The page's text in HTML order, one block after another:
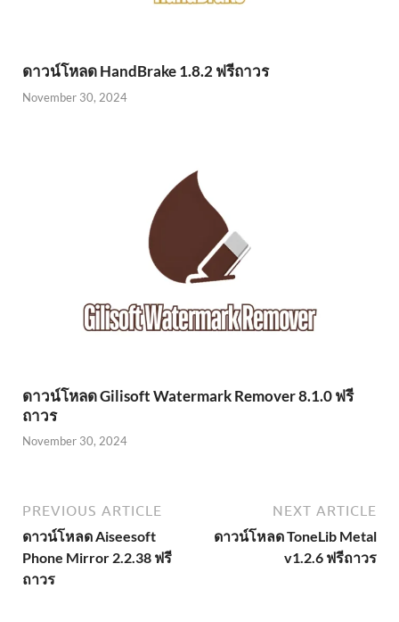
ดาวน์โหลด HandBrake 1.8.2 ฟรีถาวร
November 30, 2024
ดาวน์โหลด Gilisoft Watermark Remover 8.1.0 ฟรี
ถาวร
November 30, 2024
PREVIOUS ARTICLE
ดาวน์โหลด Aiseesoft
Phone Mirror 2.2.38 ฟรี
ถาวร
NEXT ARTICLE
ดาวน์โหลด ToneLib Metal
v1.2.6 ฟรีถาวร